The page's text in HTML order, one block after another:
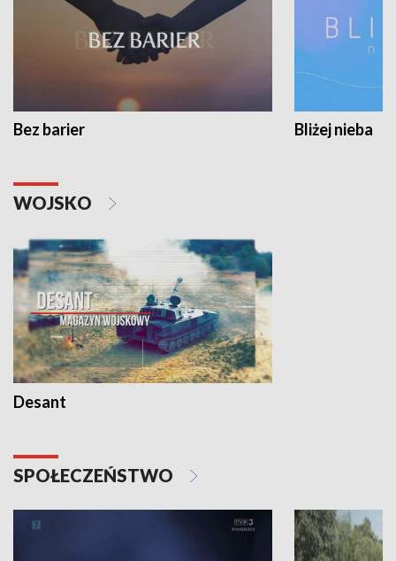
Bez barier Bliżej nieba
WOJSKO
Desant
SPOŁECZEŃSTWO